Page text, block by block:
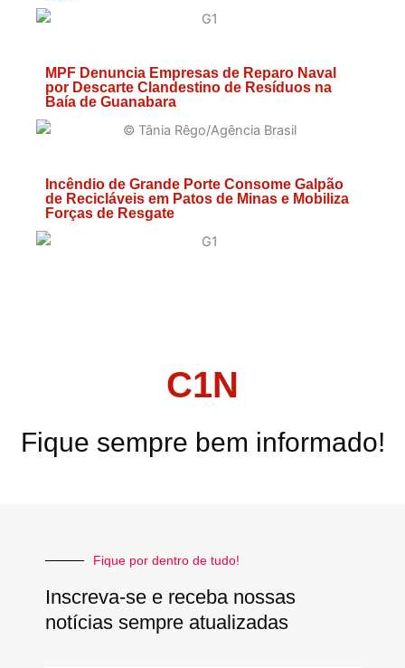
MPF Denuncia Empresas de Reparo Naval
por Descarte Clandestino de Resíduos na
Baía de Guanabara
Incêndio de Grande Porte Consome Galpão
de Recicláveis em Patos de Minas e Mobiliza
Forças de Resgate
C1N
Fique sempre bem informado!
Fique por dentro de tudo!
Inscreva-se e receba nossas
notícias sempre atualizadas